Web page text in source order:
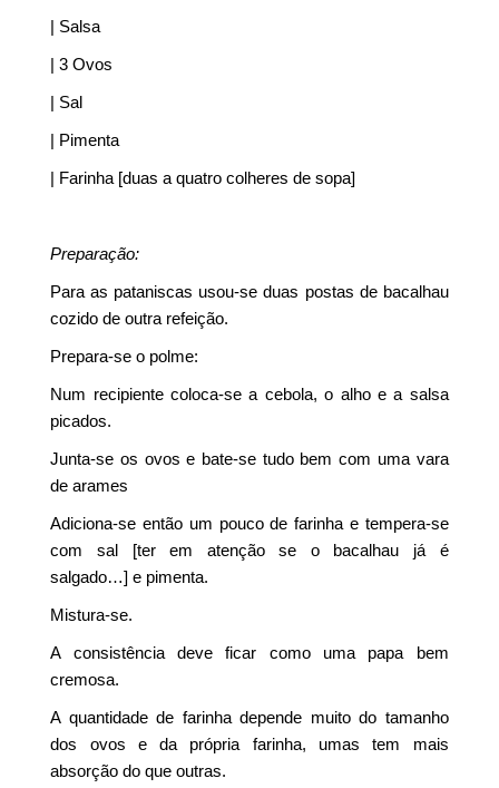
| Salsa
| 3 Ovos
| Sal
| Pimenta
| Farinha [duas a quatro colheres de sopa]
Preparação:
Para as pataniscas usou-se duas postas de bacalhau
cozido de outra refeição.
Prepara-se o polme:
Num recipiente coloca-se a cebola, o alho e a salsa
picados.
Junta-se os ovos e bate-se tudo bem com uma vara
de arames
Adiciona-se então um pouco de farinha e tempera-se
com sal [ter em atenção se o bacalhau já é
salgado…] e pimenta.
Mistura-se.
A consistência deve ficar como uma papa bem
cremosa.
A quantidade de farinha depende muito do tamanho
dos ovos e da própria farinha, umas tem mais
absorção do que outras.